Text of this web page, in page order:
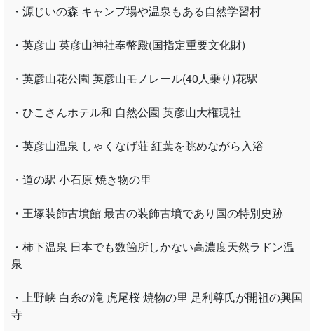
・源じいの森 キャンプ場や温泉もある自然学習村
・英彦山 英彦山神社奉幣殿(国指定重要文化財)
・英彦山花公園 英彦山モノレール(40人乗り)花駅
・ひこさんホテル和 自然公園 英彦山大権現社
・英彦山温泉 しゃくなげ荘 紅葉を眺めながら入浴
・道の駅 小石原 焼き物の里
・王塚装飾古墳館 最古の装飾古墳であり国の特別史跡
・柿下温泉 日本でも数箇所しかない高濃度天然ラドン温
泉
・上野峡 白糸の滝 虎尾桜 焼物の里 足利尊氏が開祖の興国
寺